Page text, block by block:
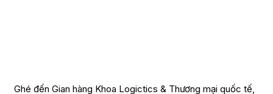
Ghé đến Gian hàng Khoa Logictics & Thương mại quốc tế,